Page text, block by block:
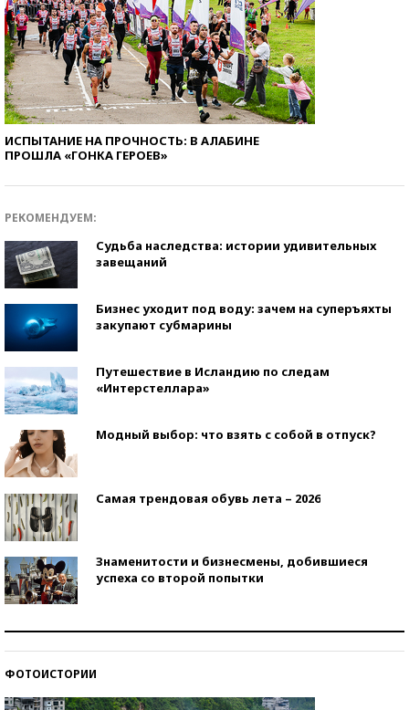
ИСПЫТАНИЕ НА ПРОЧНОСТЬ: В АЛАБИНЕ
ПРОШЛА «ГОНКА ГЕРОЕВ»
РЕКОМЕНДУЕМ:
Судьба наследства: истории удивительных
завещаний
Бизнес уходит под воду: зачем на суперъяхты
закупают субмарины
Путешествие в Исландию по следам
«Интерстеллара»
Модный выбор: что взять с собой в отпуск?
Самая трендовая обувь лета – 2026
Знаменитости и бизнесмены, добившиеся
успеха со второй попытки
ФОТОИСТОРИИ